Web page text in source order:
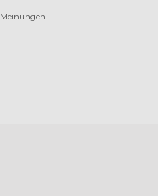
Meinungen